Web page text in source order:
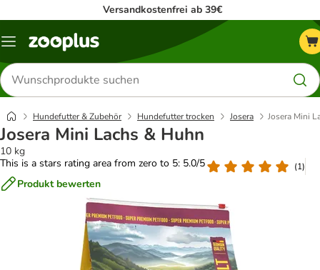
Versandkostenfrei ab 39€
Menü
Produkte
suchen
Hundefutter & Zubehör Hundefutter trocken Josera Josera Mini
Josera Mini Lachs & Huhn
10 kg
This is a stars rating area from zero to 5: 5.0/5
(1)
Produkt bewerten